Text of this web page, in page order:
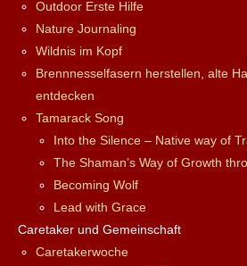
Outdoor Erste Hilfe
Nature Journaling
Wildnis im Kopf
Brennnesselfasern herstellen, alte
entdecken
Tamarack Song
Into the Silence – Native way of
The Shaman’s Way of Growth
Becoming Wolf
Lead with Grace
Caretaker und Gemeinschaft
Caretakerwoche